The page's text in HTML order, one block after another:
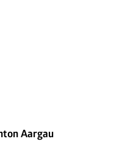
Aargau